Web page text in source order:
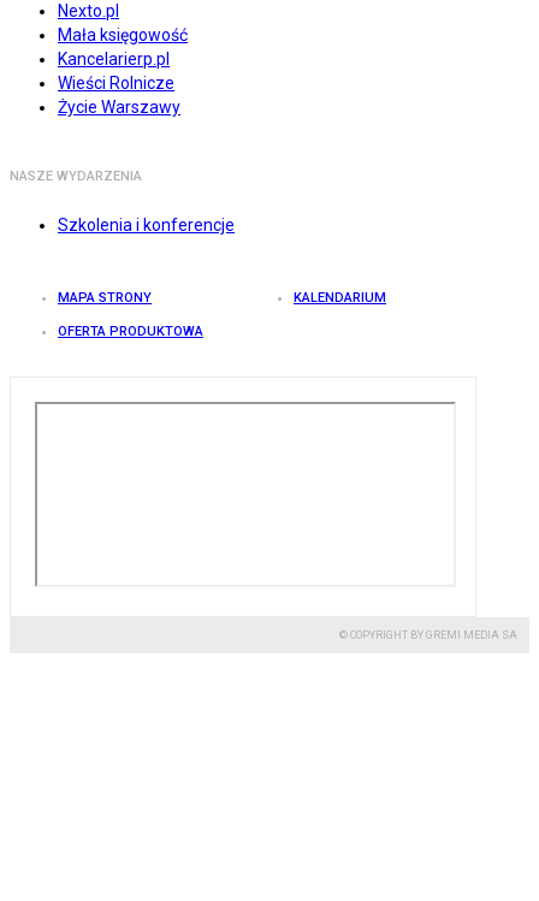
Nexto.pl
Mała księgowość
Kancelarierp.pl
Wieści Rolnicze
Życie Warszawy
NASZE WYDARZENIA
Szkolenia i konferencje
MAPA STRONY KALENDARIUM
OFERTA PRODUKTOWA
© COPYRIGHT BY GREMI MEDIA SA